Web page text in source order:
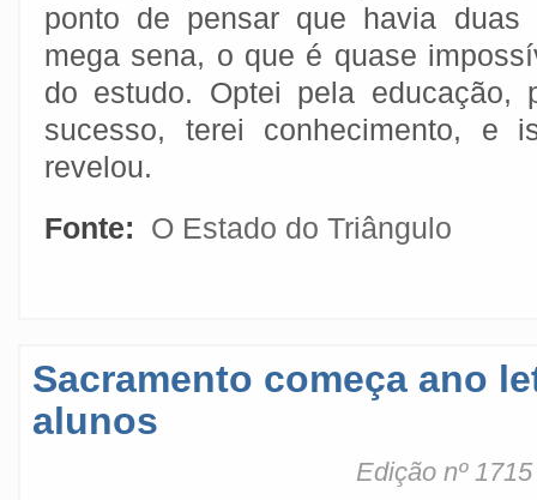
ponto de pensar que havia
mega sena, o que é quase
do estudo. Optei pela educação,
sucesso, terei conhecimento, e
revelou.
Fonte:
O Estado do Triângulo
Sacramento começa ano
alunos
Edição nº